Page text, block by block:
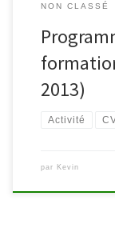
NON CLASSÉ
2013)
Activité
par Kevin